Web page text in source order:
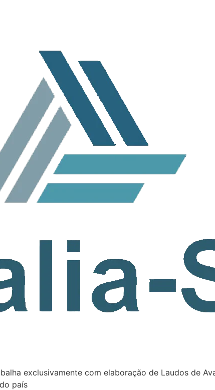
exclusivamente com elaboração de Laudos de
país